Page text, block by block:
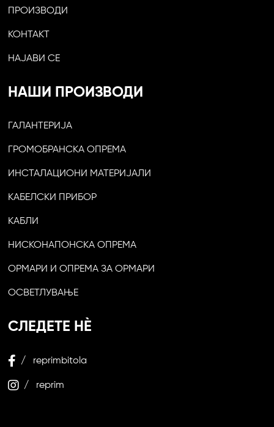
ПРОИЗВОДИ
КОНТАКТ
НАЈАВИ СЕ
НАШИ ПРОИЗВОДИ
ГАЛАНТЕРИЈА
ГРОМОБРАНСКА ОПРЕМА
ИНСТАЛАЦИОНИ МАТЕРИЈАЛИ
КАБЕЛСКИ ПРИБОР
КАБЛИ
НИСКОНАПОНСКА ОПРЕМА
ОРМАРИ И ОПРЕМА ЗА ОРМАРИ
ОСВЕТЛУВАЊЕ
СЛЕДЕТЕ НЀ
/ reprimbitola
/ reprim